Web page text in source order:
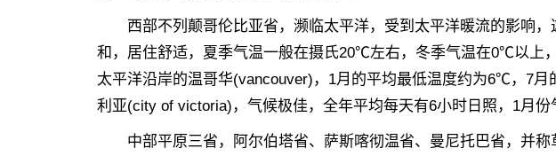
西部不列颠哥伦比亚省，濒临太平洋，受到太平洋暖流的影响，
和，居住舒适，夏季气温一般在摄氏20℃左右，冬季气温在0℃以上
太平洋沿岸的温哥华(vancouver)，1月的平均最低温度约为6℃，7
利亚(city of victoria)，气候极佳，全年平均每天有6小时日照，1月
中部平原三省，阿尔伯塔省、萨斯喀彻温省、曼尼托巴省，并称